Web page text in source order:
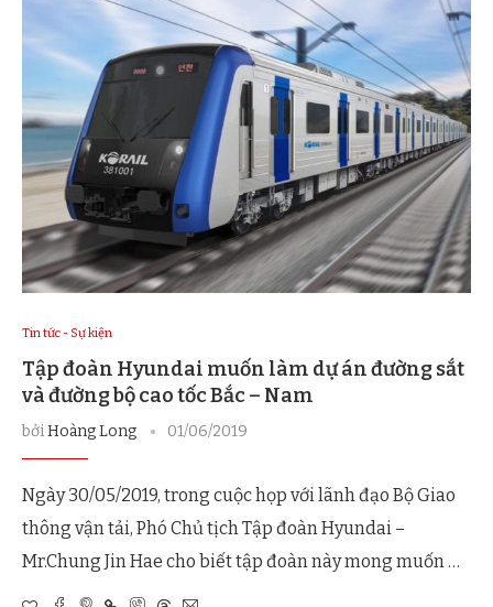
Tin tức - Sự kiện
Tập đoàn Hyundai muốn làm dự án đường sắt
và đường bộ cao tốc Bắc – Nam
bởiHoàng Long 01/06/2019
Ngày 30/05/2019, trong cuộc họp với lãnh đạo Bộ Giao
thông vận tải, Phó Chủ tịch Tập đoàn Hyundai –
Mr.Chung Jin Hae cho biết tập đoàn này mong muốn …